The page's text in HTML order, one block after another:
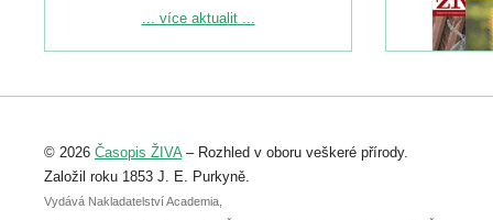
Podrobnější informace ke konferenci
Registrovat se můžete do 6. září.
abstraktu přihlášené přednášky nebo
posteru je už 30. června.
... více aktualit ...
© 2026 Časopis ŽIVA– Rozhled v oboru veškeré přírody.
Založil roku 1853 J. E. Purkyně.
Vydává Nakladatelství Academia,